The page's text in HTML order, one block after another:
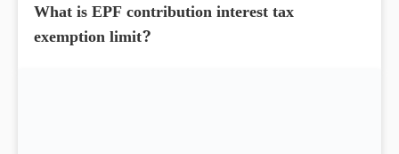
What is EPF contribution interest tax
exemption limit?